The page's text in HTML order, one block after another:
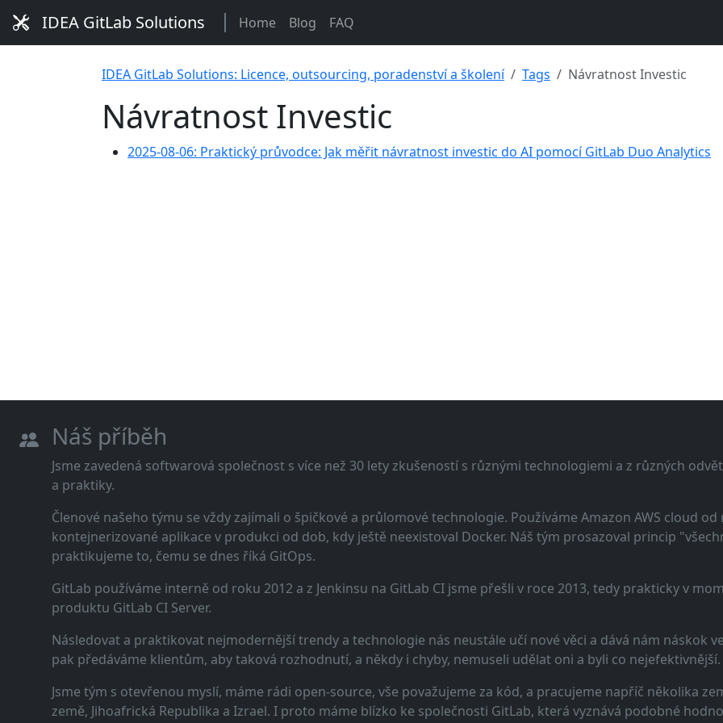
IDEA GitLab Solutions Home Blog FAQ
IDEA GitLab Solutions: Licence, outsourcing, poradenství a školení Tags Návratnost Investic
Návratnost Investic
2025-08-06: Praktický průvodce: Jak měřit návratnost investic do AI pomocí GitLab Duo Analytics
Náš příběh
Jsme zavedená softwarová společnost s více než 30 lety zkušeností s různými technologiemi a z různých
a praktiky.
Členové našeho týmu se vždy zajímali o špičkové a průlomové technologie. Používáme Amazon AWS cloud
kontejnerizované aplikace v produkci od dob, kdy ještě neexistoval Docker. Náš tým prosazoval princip
praktikujeme to, čemu se dnes říká GitOps.
GitLab používáme interně od roku 2012 a z Jenkinsu na GitLab CI jsme přešli v roce 2013, tedy prakticky v
produktu GitLab CI Server.
Následovat a praktikovat nejmodernější trendy a technologie nás neustále učí nové věci a dává nám náskok
pak předáváme klientům, aby taková rozhodnutí, a někdy i chyby, nemuseli udělat oni a byli co nejefektivnější.
Jsme tým s otevřenou myslí, máme rádi open-source, vše považujeme za kód, a pracujeme napříč několika
země, Jihoafrická Republika a Izrael. I proto máme blízko ke společnosti GitLab, která vyznává podobné